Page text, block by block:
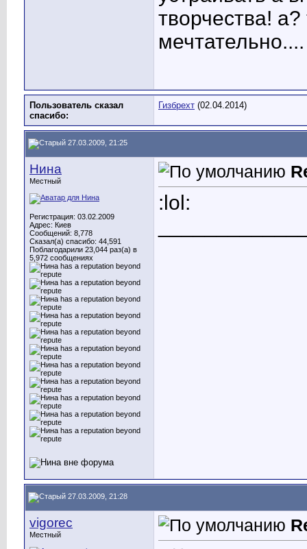
творчества!
Пользователь сказал
cпасибо:
Гизбрехт (02.04.2014)
27.03.2009, 21:25
Нина
Местный
Регистрация: 03.02.2009
Адрес: Киев
Сообщений: 8,778
Сказал(а) спасибо: 44,591
Поблагодарили 23,044 раз(а) в
5,972 сообщениях
:lol:
27.03.2009, 21:28
vigorec
Местный